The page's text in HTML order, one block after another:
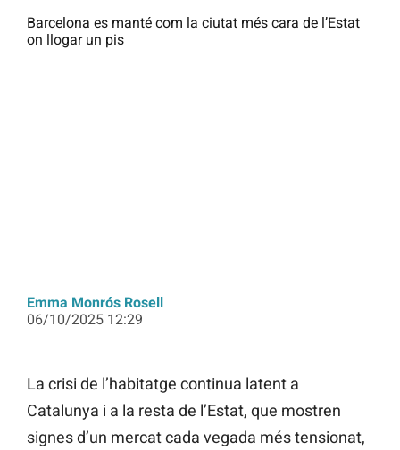
Barcelona es manté com la ciutat més cara de l’Estat
on llogar un pis
Emma Monrós Rosell
06/10/2025 12:29
La crisi de l’habitatge continua latent a
Catalunya i a la resta de l’Estat, que mostren
signes d’un mercat cada vegada més tensionat,